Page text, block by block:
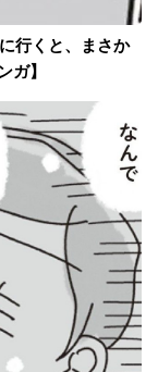
行くと、まさか
ガ】